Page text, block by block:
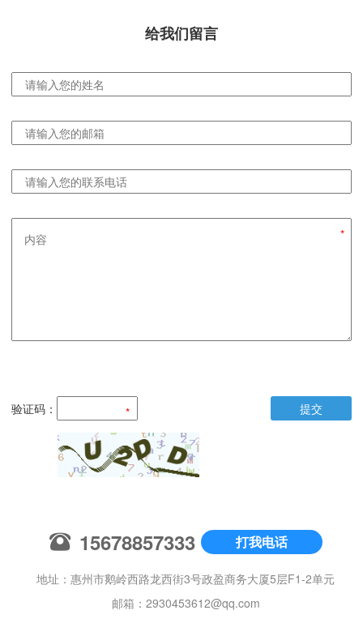
给我们留言
验证码： 提交
15678857333 打我电话
地址：惠州市鹅岭西路龙西街3号政盈商务大厦5层F1-2单元
邮箱： 2930453612@qq.com